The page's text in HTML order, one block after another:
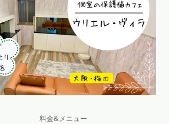
料金&メニュー